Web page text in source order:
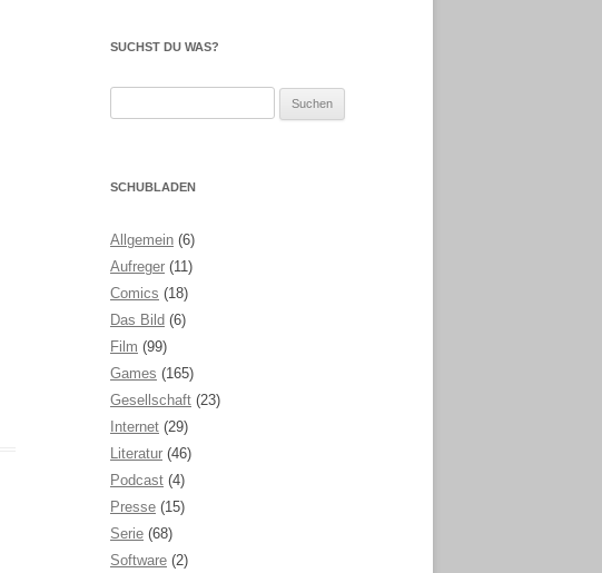
SUCHST DU WAS?
SCHUBLADEN
Allgemein (6)
Aufreger (11)
Comics (18)
Das Bild (6)
Film (99)
Games (165)
Gesellschaft (23)
Internet (29)
Literatur (46)
Podcast (4)
Presse (15)
Serie (68)
Software (2)